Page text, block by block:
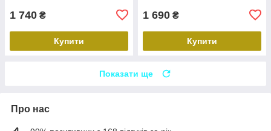
1 740 ₴
Купити
1 690 ₴
Купити
Показати ще
Про нас